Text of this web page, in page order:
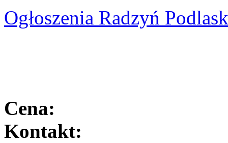
Ogłoszenia Radzyń
Cena:
Kontakt: